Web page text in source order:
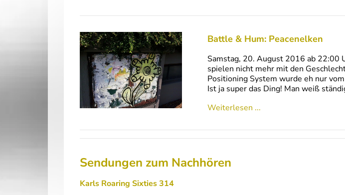
Battle & Hum: Peacenelken
Samstag, 20. August 2016 ab 22:00
spielen nicht mehr mit den
Positioning System wurde eh nur
Ist ja super das Ding! Man weiß
Weiterlesen ...
Sendungen zum Nachhören
Karls Roaring Sixties 314